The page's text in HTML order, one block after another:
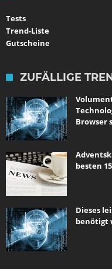
Tests
Trend-Liste
Gutscheine
ZUFÄLLIGE
Browser
besten
Dieses
benötigt